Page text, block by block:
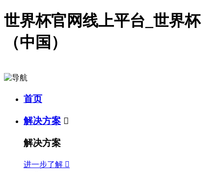
世界杯官网线上平台_世界杯
（中国）
首页
解决方案 
解决方案
进一步了解 